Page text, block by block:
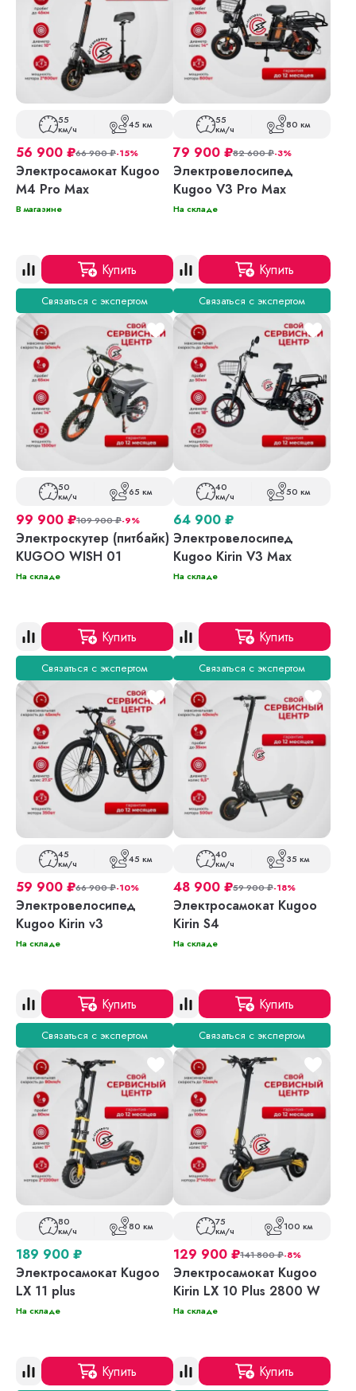
55
км/ч 45 км
56 900 ₽66 900₽-15%
Электросамокат Kugoo
M4 Pro Max
В магазине
Купить
Связаться с экспертом
55
км/ч 80 км
79 900 ₽82 600₽-3%
Электровелосипед
Kugoo V3 Pro Max
На складе
Купить
Связаться с экспертом
50
км/ч 65 км
99 900 ₽109 900₽-9%
Электроскутер (питбайк)
KUGOO WISH 01
На складе
Купить
Связаться с экспертом
40
км/ч 50 км
64 900 ₽
Электровелосипед
Kugoo Kirin V3 Max
На складе
Купить
Связаться с экспертом
45
км/ч 45 км
59 900 ₽66 900₽-10%
Электровелосипед
Kugoo Kirin v3
На складе
Купить
Связаться с экспертом
40
км/ч 35 км
48 900 ₽59 900₽-18%
Электросамокат Kugoo
Kirin S4
На складе
Купить
Связаться с экспертом
80
км/ч 80 км
189 900 ₽
Электросамокат Kugoo
LX 11 plus
На складе
Купить
75
км/ч 100 км
129 900 ₽141 800₽-8%
Электросамокат Kugoo
Kirin LX 10 Plus 2800 W
На складе
Купить